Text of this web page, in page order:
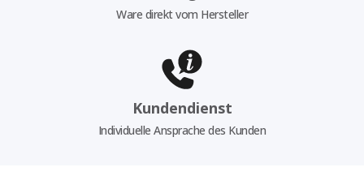
Ware direkt vom Hersteller
Kundendienst
Individuelle Ansprache des Kunden